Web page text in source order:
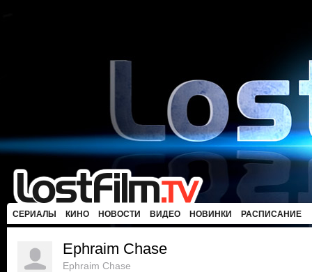
СЕРИАЛЫ КИНО НОВОСТИ ВИДЕО НОВИНКИ РАСПИСАНИЕ
Ephraim Chase
Ephraim Chase